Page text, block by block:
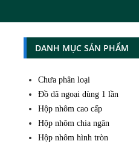
DANH MỤC SẢN PHẨM
Chưa phân loại
Đồ dã ngoại dùng 1 lần
Hộp nhôm cao cấp
Hộp nhôm chia ngăn
Hộp nhôm hình tròn